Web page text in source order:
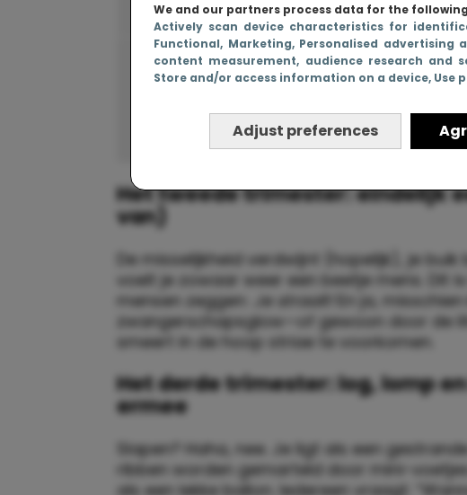
We and our partners process data for the
Actively scan device characteristics for
Functional, Marketing, Personalised advertising
content measurement, audience research and
Store and/or access information on a device, Use
Adjust preferences
Het tweede trimester: eindelijk
van)
De misselijkheid verdwijnt (hopelijk), je
voelt je zowaar weer een beetje mens. Dit
mensen zeggen:
Je straalt!
En ja,
zwangerschapsglow—of gewoon door de
smeert in de hoop striae te voorkomen.
Het derde trimester: log, lomp
ermee
Slapen? Haha, nee. Je ligt als een
ribben worden gemarteld door mini-
als een lekke ballon. Iedereen vraagt: